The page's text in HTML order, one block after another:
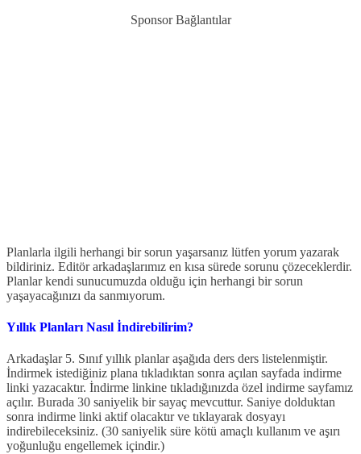
Sponsor Bağlantılar
Planlarla ilgili herhangi bir sorun yaşarsanız lütfen yorum yazarak
bildiriniz. Editör arkadaşlarımız en kısa sürede sorunu çözeceklerdir.
Planlar kendi sunucumuzda olduğu için herhangi bir sorun
yaşayacağınızı da sanmıyorum.
Yıllık Planları Nasıl İndirebilirim?
Arkadaşlar 5. Sınıf yıllık planlar aşağıda ders ders listelenmiştir.
İndirmek istediğiniz plana tıkladıktan sonra açılan sayfada indirme
linki yazacaktır. İndirme linkine tıkladığınızda özel indirme sayfamız
açılır. Burada 30 saniyelik bir sayaç mevcuttur. Saniye dolduktan
sonra indirme linki aktif olacaktır ve tıklayarak dosyayı
indirebileceksiniz. (30 saniyelik süre kötü amaçlı kullanım ve aşırı
yoğunluğu engellemek içindir.)